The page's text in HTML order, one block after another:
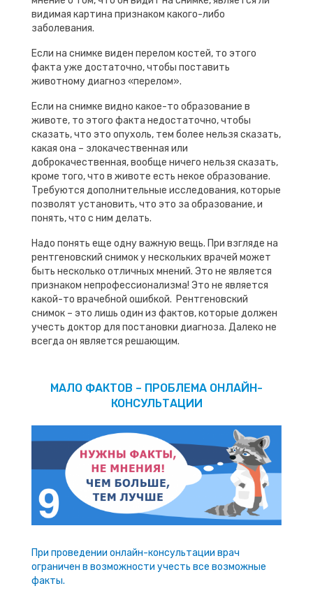
видимая картина признаком какого-либо
заболевания.
Если на снимке виден перелом костей, то этого
факта уже достаточно, чтобы поставить
животному диагноз «перелом».
Если на снимке видно какое-то образование в
животе, то этого факта недостаточно, чтобы
сказать, что это опухоль, тем более нельзя сказать,
какая она – злокачественная или
доброкачественная, вообще ничего нельзя сказать,
кроме того, что в животе есть некое образование.
Требуются дополнительные исследования, которые
позволят установить, что это за образование, и
понять, что с ним делать.
Надо понять еще одну важную вещь. При взгляде на
рентгеновский снимок у нескольких врачей может
быть несколько отличных мнений. Это не является
признаком непрофессионализма! Это не является
какой-то врачебной ошибкой. Рентгеновский
снимок – это лишь один из фактов, которые должен
учесть доктор для постановки диагноза. Далеко не
всегда он является решающим.
МАЛО ФАКТОВ – ПРОБЛЕМА ОНЛАЙН-
КОНСУЛЬТАЦИИ
При проведении онлайн-консультации врач
ограничен в возможности учесть все возможные
факты.